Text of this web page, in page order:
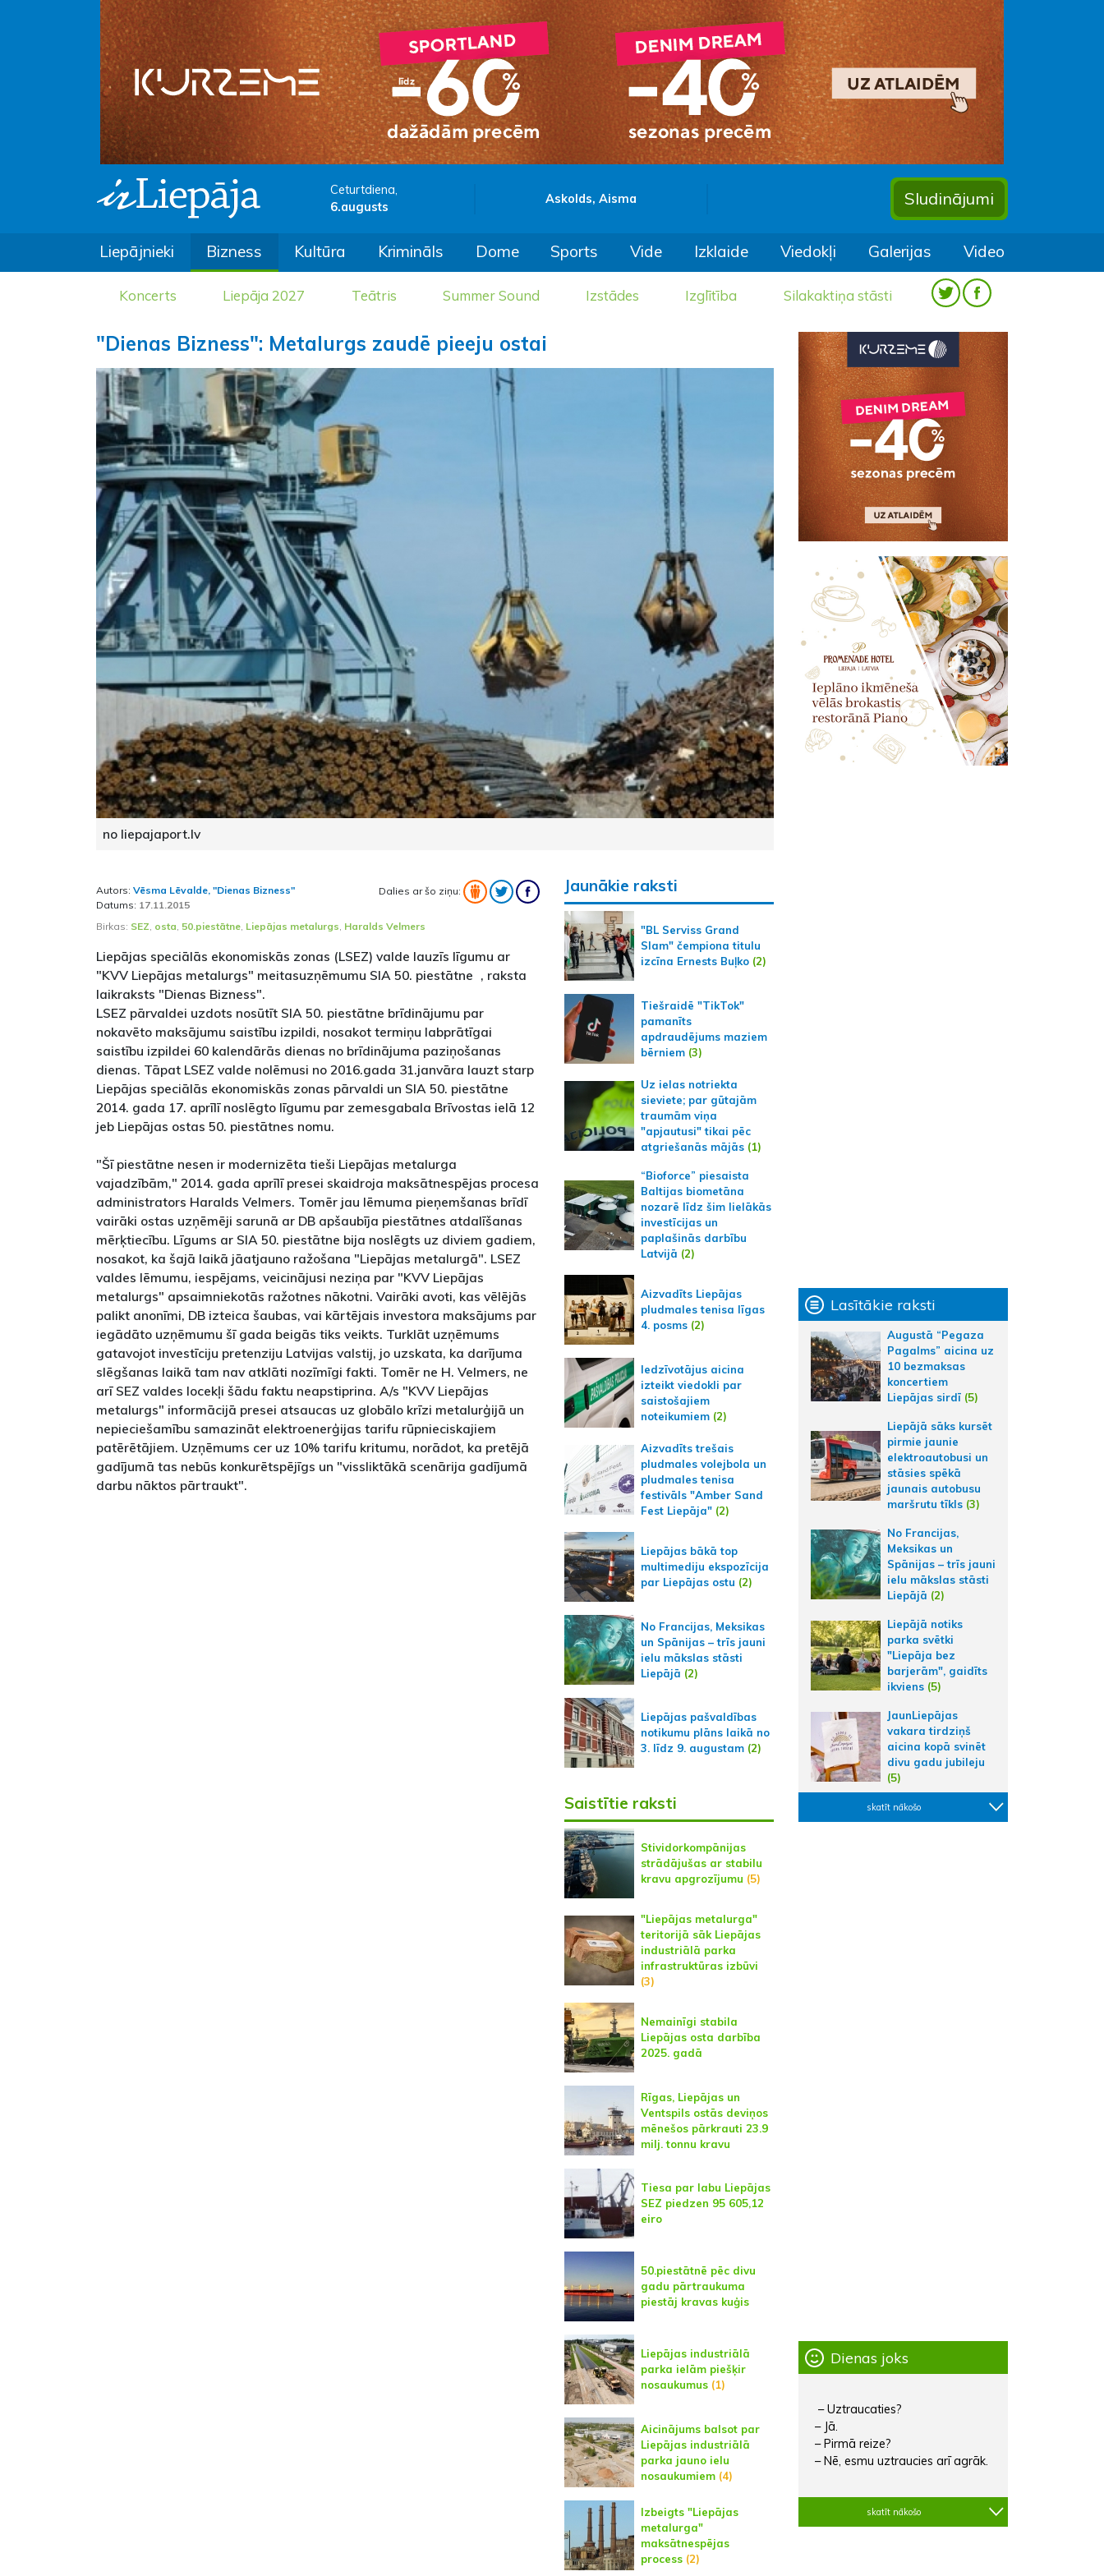
Ceturtdiena,
6.augusts
Askolds, Aisma Sludinājumi
Liepājnieki Bizness Kultūra Krimināls Dome Sports Vide Izklaide Viedokļi Galerijas Video
Koncerts Liepāja 2027 Teātris Summer Sound Izstādes Izglītība Silakaktiņa stāsti
"Dienas Bizness": Metalurgs zaudē pieeju ostai
no liepajaport.lv
Autors: Vēsma Lēvalde, "Dienas Bizness"
Datums: 17.11.2015
Dalies ar šo ziņu:
Birkas: SEZ, osta, 50.piestātne, Liepājas metalurgs, Haralds Velmers
Liepājas speciālās ekonomiskās zonas (LSEZ) valde lauzīs līgumu ar
"KVV Liepājas metalurgs" meitasuzņēmumu SIA 50. piestātne , raksta
laikraksts "Dienas Bizness".
LSEZ pārvaldei uzdots nosūtīt SIA 50. piestātne brīdinājumu par
nokavēto maksājumu saistību izpildi, nosakot termiņu labprātīgai
saistību izpildei 60 kalendārās dienas no brīdinājuma paziņošanas
dienas. Tāpat LSEZ valde nolēmusi no 2016.gada 31.janvāra lauzt starp
Liepājas speciālās ekonomiskās zonas pārvaldi un SIA 50. piestātne
2014. gada 17. aprīlī noslēgto līgumu par zemesgabala Brīvostas ielā 12
jeb Liepājas ostas 50. piestātnes nomu.
"Šī piestātne nesen ir modernizēta tieši Liepājas metalurga
vajadzībām," 2014. gada aprīlī presei skaidroja maksātnespējas procesa
administrators Haralds Velmers. Tomēr jau lēmuma pieņemšanas brīdī
vairāki ostas uzņēmēji sarunā ar DB apšaubīja piestātnes atdalīšanas
mērķtiecību. Līgums ar SIA 50. piestātne bija noslēgts uz diviem gadiem,
nosakot, ka šajā laikā jāatjauno ražošana "Liepājas metalurgā". LSEZ
valdes lēmumu, iespējams, veicinājusi neziņa par "KVV Liepājas
metalurgs" apsaimniekotās ražotnes nākotni. Vairāki avoti, kas vēlējās
palikt anonīmi, DB izteica šaubas, vai kārtējais investora maksājums par
iegādāto uzņēmumu šī gada beigās tiks veikts. Turklāt uzņēmums
gatavojot investīciju pretenziju Latvijas valstij, jo uzskata, ka darījuma
slēgšanas laikā tam nav atklāti nozīmīgi fakti. Tomēr ne H. Velmers, ne
arī SEZ valdes locekļi šādu faktu neapstiprina. A/s "KVV Liepājas
metalurgs" informācijā presei atsaucas uz globālo krīzi metalurģijā un
nepieciešamību samazināt elektroenerģijas tarifu rūpnieciskajiem
patērētājiem. Uzņēmums cer uz 10% tarifu kritumu, norādot, ka pretējā
gadījumā tas nebūs konkurētspējīgs un "vissliktākā scenārija gadījumā
darbu nāktos pārtraukt".
Jaunākie raksti
"BL Serviss Grand
Slam" čempiona titulu
izcīna Ernests Buļko(2)
Tiešraidē "TikTok"
pamanīts
apdraudējums maziem
bērniem(3)
Uz ielas notriekta
sieviete; par gūtajām
traumām viņa
"apjautusi" tikai pēc
atgriešanās mājās(1)
“Bioforce” piesaista
Baltijas biometāna
nozarē līdz šim lielākās
investīcijas un
paplašinās darbību
Latvijā (2)
Aizvadīts Liepājas
pludmales tenisa līgas
4. posms(2)
Iedzīvotājus aicina
izteikt viedokli par
saistošajiem
noteikumiem (2)
Aizvadīts trešais
pludmales volejbola un
pludmales tenisa
festivāls "Amber Sand
Fest Liepāja"(2)
Liepājas bākā top
multimediju ekspozīcija
par Liepājas ostu (2)
No Francijas, Meksikas
un Spānijas – trīs jauni
ielu mākslas stāsti
Liepājā (2)
Liepājas pašvaldības
notikumu plāns laikā no
3. līdz 9. augustam(2)
Saistītie raksti
Stividorkompānijas
strādājušas ar stabilu
kravu apgrozījumu (5)
"Liepājas metalurga"
teritorijā sāk Liepājas
industriālā parka
infrastruktūras izbūvi
(3)
Nemainīgi stabila
Liepājas osta darbība
2025. gadā
Rīgas, Liepājas un
Ventspils ostās deviņos
mēnešos pārkrauti 23.9
milj. tonnu kravu
Tiesa par labu Liepājas
SEZ piedzen 95 605,12
eiro
50.piestātnē pēc divu
gadu pārtraukuma
piestāj kravas kuģis
Liepājas industriālā
parka ielām piešķir
nosaukumus(1)
Aicinājums balsot par
Liepājas industriālā
parka jauno ielu
nosaukumiem(4)
Izbeigts "Liepājas
metalurga"
maksātnespējas
process(2)
Lasītākie raksti
Augustā “Pegaza
Pagalms” aicina uz
10 bezmaksas
koncertiem
Liepājas sirdī (5)
Liepājā sāks kursēt
pirmie jaunie
elektroautobusi un
stāsies spēkā
jaunais autobusu
maršrutu tīkls (3)
No Francijas,
Meksikas un
Spānijas – trīs jauni
ielu mākslas stāsti
Liepājā (2)
Liepājā notiks
parka svētki
"Liepāja bez
barjerām", gaidīts
ikviens (5)
JaunLiepājas
vakara tirdziņš
aicina kopā svinēt
divu gadu jubileju
(5)
skatīt nākošo
Dienas joks
– Uztraucaties?
– Jā.
– Pirmā reize?
– Nē, esmu uztraucies arī agrāk.
skatīt nākošo